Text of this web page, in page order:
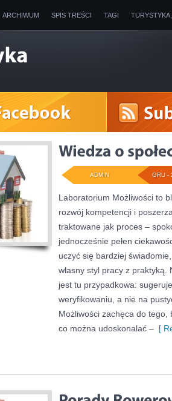
ARCHIWUM SPIS TREŚCI TAGI
GRU -
ADMIN
Laboratorium Możliwości to
rozwój kompetencji i
traktowane jak proces –
jednocześnie pełen
uczyć się bardziej
własny styl pracy z praktyką.
jest tu przypadkowa:
weryfikowaniu, a nie na
Możliwości zachęca do
co można udoskonalać – [